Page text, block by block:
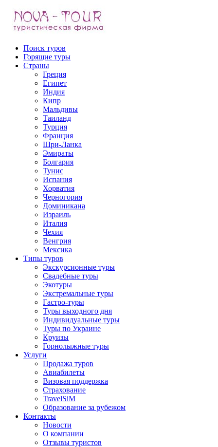
Поиск туров
Горящие туры
Страны
Греция
Египет
Индия
Кипр
Мальдивы
Таиланд
Турция
Франция
Шри-Ланка
Эмираты
Болгария
Тунис
Испания
Хорватия
Черногория
Доминикана
Израиль
Италия
Чехия
Венгрия
Мексика
Типы туров
Экскурсионные туры
Свадебные туры
Экотуры
Экстремальные туры
Гастро-туры
Туры выходного дня
Индивидуальные туры
Туры по Украине
Круизы
Горнолыжные туры
Услуги
Продажа туров
Авиабилеты
Визовая поддержка
Страхование
TravelSiM
Образование за рубежом
Контакты
Новости
О компании
Отзывы туристов
Отправить